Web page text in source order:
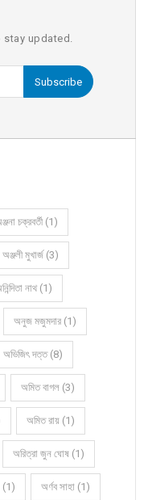
stay updated.
Subscribe
চক্রবর্তী (1)
অঞ্জলী মুখার্জ (3)
নাথ (1)
অনুজ মজুমদার (1)
অভিজিৎ দত্ত (8)
অমিত বাগল (3)
অমিত রায় (1)
অরিত্রা জুন ঘোষ (1)
(1) অর্ণব সাহা (1)